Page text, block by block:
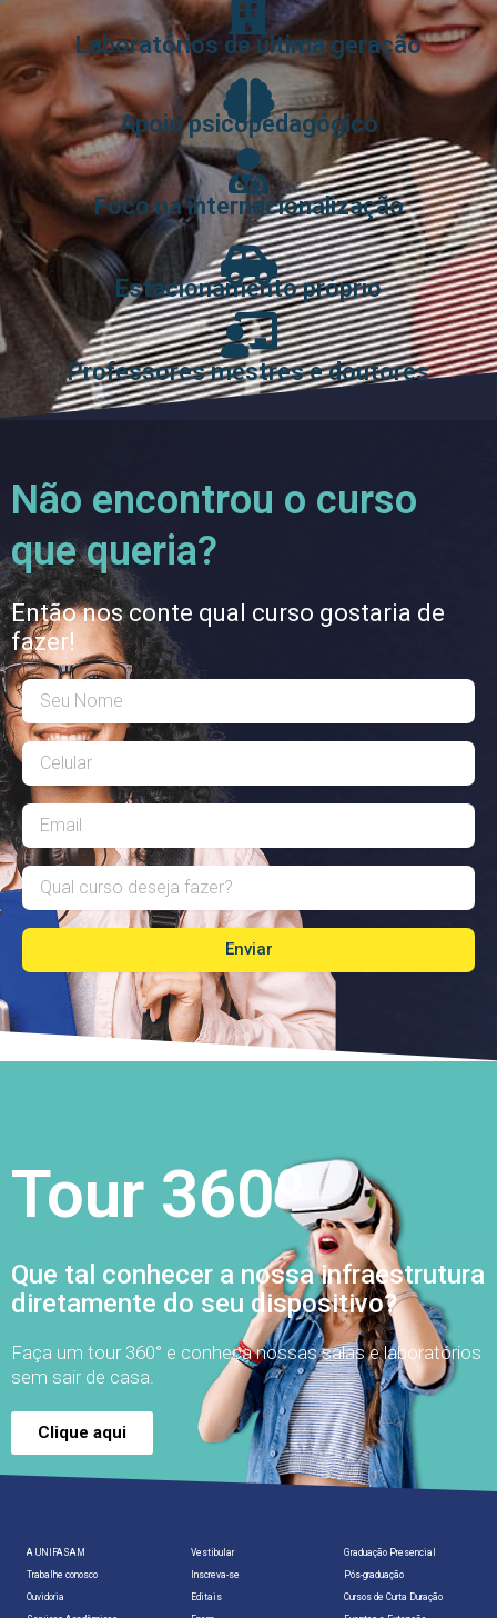
Laboratórios de última geração
Apoio psicopedagógico
Foco na internacionalização
Estacionamento próprio
Professores mestres e doutores
Não encontrou o curso
que queria?
Então nos conte qual curso gostaria de
fazer!
Enviar
Tour 360º
Que tal conhecer a nossa infraestrutura
diretamente do seu dispositivo?
Faça um tour 360° e conheça nossas salas e laboratórios
sem sair de casa.
Clique aqui
A UNIFASAM
Trabalhe conosco
Ouvidoria
Vestibular
Inscreva-se
Editais
Graduação Presencial
Pós-graduação
Cursos de Curta Duração